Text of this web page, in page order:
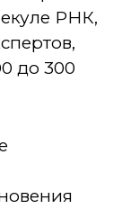
РНК,
до 300